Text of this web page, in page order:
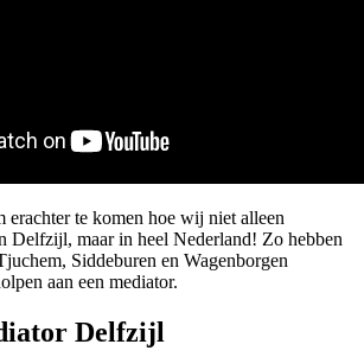
erachter te komen hoe wij niet alleen
Delfzijl, maar in heel Nederland! Zo hebben
Siddeburen en Wagenborgen
aan een mediator.
Delfzijl